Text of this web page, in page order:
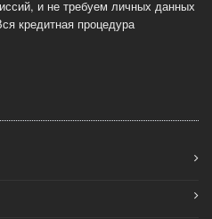
и не требуем личных данных
кредитная процедура